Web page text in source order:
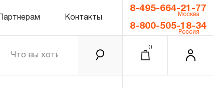
Партнерам Контакты
8-495-664-21-77
Москва
8-800-505-18-34
Россия
0